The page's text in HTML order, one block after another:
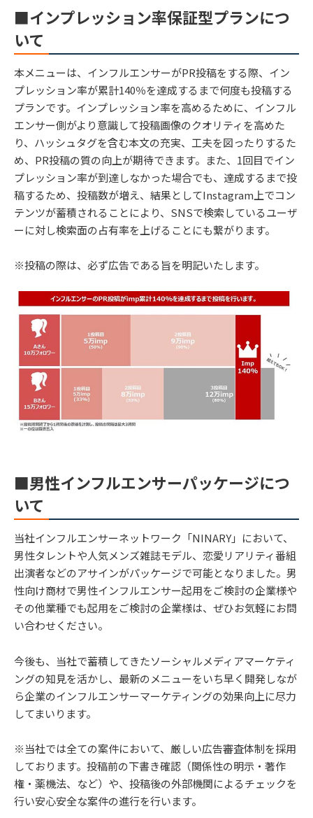
■インプレッション率保証型プランにつ
いて
本メニューは、インフルエンサーがPR投稿をする際、イン
プレッション率が累計140％を達成するまで何度も投稿する
プランです。インプレッション率を高めるために、インフル
エンサー側がより意識して投稿画像のクオリティを高めた
り、ハッシュタグを含む本文の充実、工夫を図ったりするた
め、PR投稿の質の向上が期待できます。また、1回目でイン
プレッション率が到達しなかった場合でも、達成するまで投
稿するため、投稿数が増え、結果としてInstagram上でコン
テンツが蓄積されることにより、SNSで検索しているユーザ
ーに対し検索面の占有率を上げることにも繋がります。
※投稿の際は、必ず広告である旨を明記いたします。
■男性インフルエンサーパッケージにつ
いて
当社インフルエンサーネットワーク「NINARY」において、
男性タレントや人気メンズ雑誌モデル、恋愛リアリティ番組
出演者などのアサインがパッケージで可能となりました。男
性向け商材で男性インフルエンサー起用をご検討の企業様や
その他業種でも起用をご検討の企業様は、ぜひお気軽にお問
い合わせください。
今後も、当社で蓄積してきたソーシャルメディアマーケティ
ングの知見を活かし、最新のメニューをいち早く開発しなが
ら企業のインフルエンサーマーケティングの効果向上に尽力
してまいります。
※当社では全ての案件において、厳しい広告審査体制を採用
しております。投稿前の下書き確認（関係性の明示・著作
権・薬機法、など）や、投稿後の外部機関によるチェックを
行い安心安全な案件の進行を行います。